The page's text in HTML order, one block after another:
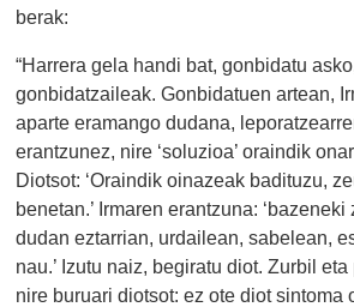
berak:
“Harrera gela handi bat, gonbidatu
gonbidatzaileak. Gonbidatuen artean,
aparte eramango dudana,
erantzunez, nire ‘soluzioa’ oraindik
Diotsot: ‘Oraindik oinazeak badituzu,
benetan.’ Irmaren erantzuna:
dudan eztarrian, urdailean, sabelean,
nau.’ Izutu naiz, begiratu diot. Zurbil
nire buruari diotsot: ez ote diot sintoma